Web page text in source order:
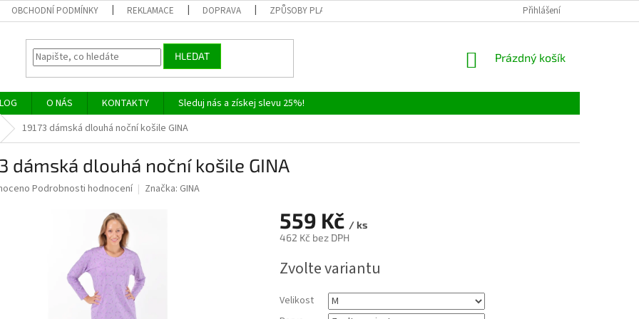
OBCHODNÍ PODMÍNKY REKLAMACE DOPRAVA ZPŮSOBY PLATBY VELKOOBCHOD
Přihlášení
HLEDAT
NÁKUPNÍ
Prázdný košík
O NÁS KONTAKTY
Sleduj nás a získej slevu 25%!
19173 dámská dlouhá noční košile GINA
dámská dlouhá noční košile GINA
Podrobnosti hodnocení Značka: GINA
559 Kč / ks
462 Kč bez DPH
cena:
Zvolte variantu
Velikost